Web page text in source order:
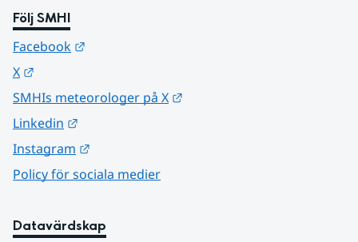
Följ SMHI
Facebook
X
SMHIs meteorologer på X
Linkedin
Instagram
Policy för sociala medier
Datavärdskap